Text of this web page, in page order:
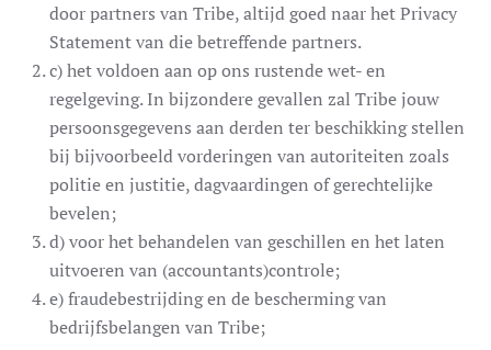
door partners van Tribe, altijd goed naar het Privacy
Statement van die betreffende partners.
c) het voldoen aan op ons rustende wet- en
regelgeving. In bijzondere gevallen zal Tribe jouw
persoonsgegevens aan derden ter beschikking stellen
bij bijvoorbeeld vorderingen van autoriteiten zoals
politie en justitie, dagvaardingen of gerechtelijke
bevelen;
d) voor het behandelen van geschillen en het laten
uitvoeren van (accountants)controle;
e) fraudebestrijding en de bescherming van
bedrijfsbelangen van Tribe;